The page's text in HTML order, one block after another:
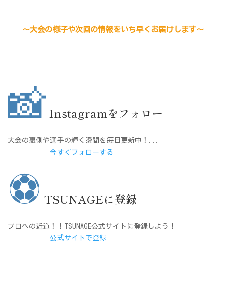
～大会の様子や次回の情報をいち早くお届けします～
📸Instagramをフォロー
大会の裏側や選手の輝く瞬間を毎日更新中！...
今すぐフォローする
⚽ TSUNAGEに登録
プロへの近道！！TSUNAGE公式サイトに登録しよう！
公式サイトで登録